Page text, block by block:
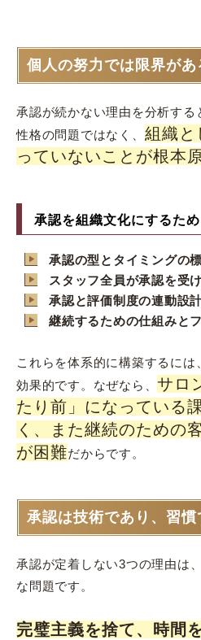
個人の努力では限界があ
承認が続かない理由を分析する
性格の問題ではなく、 組織と
っていないことが根本
承認を組織文化にするた
承認の型とタイミングの
スタッフ全員が承認を受
承認と評価制度の連動設
継続するための仕組みと
これらを体系的に構築するに
効果的です。なぜなら、 サロ
たり前」になっている
く、また継続のための
が困難だからです。
承認は技術であり、習慣
承認が定着しない3つの理由は
な問題です。
完璧主義を捨て、時間